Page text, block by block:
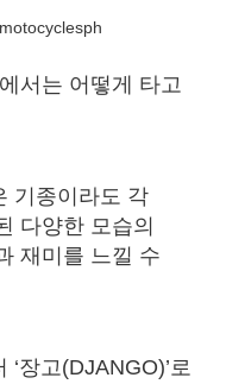
서는 어떻게 타고
기종이라도 각
다양한 모습의
재미를 느낄 수
장고(DJANGO)’로